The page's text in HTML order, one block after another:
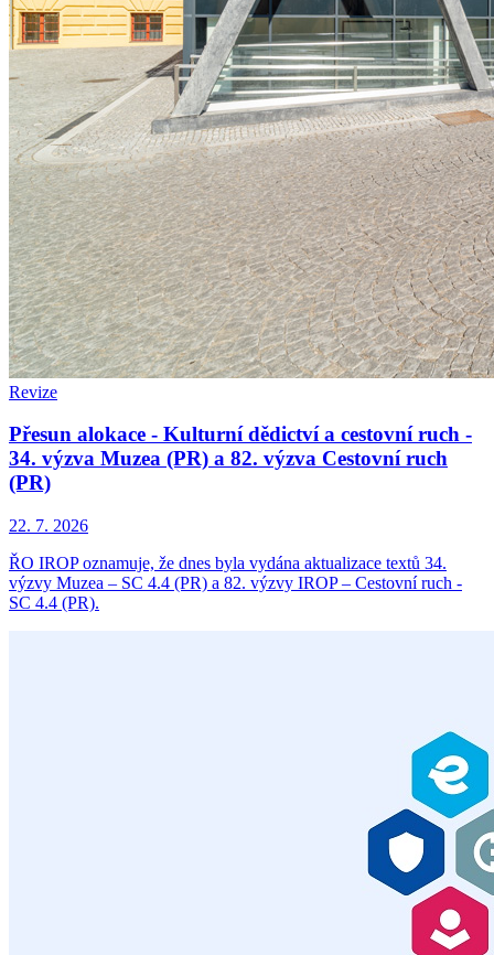
Revize
Přesun alokace - Kulturní dědictví a cestovní ruch -
34. výzva Muzea (PR) a 82. výzva Cestovní ruch
(PR)
22. 7. 2026
ŘO IROP oznamuje, že dnes byla vydána aktualizace textů 34.
výzvy Muzea – SC 4.4 (PR) a 82. výzvy IROP – Cestovní ruch -
SC 4.4 (PR).